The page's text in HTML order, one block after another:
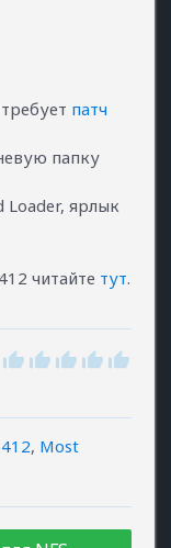
патч
папку
ярлык
читайте тут.
, Most